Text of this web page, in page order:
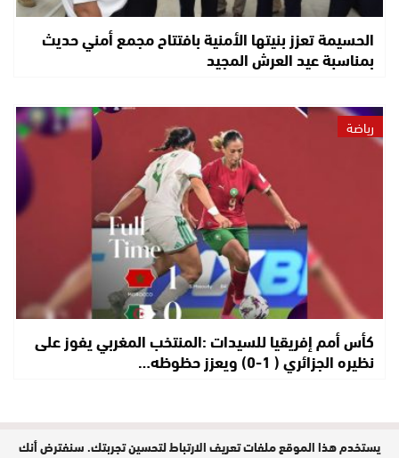
الحسيمة تعزز بنيتها الأمنية بافتتاح مجمع أمني حديث
بمناسبة عيد العرش المجيد
رياضة
كأس أمم إفريقيا للسيدات :المنتخب المغربي يفوز على
نظيره الجزائري ( 1-0) ويعزز حظوظه…
مدير النشر : حفيظة الدليمي / جميع
يستخدم هذا الموقع ملفات تعريف الارتباط لتحسين تجربتك. سنفترض أنك